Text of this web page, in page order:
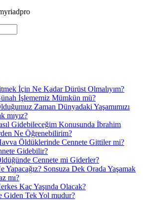
İçin Ne Kadar Dürüst Olmalıyım?
İşlememiz Mümkün mü?
Zaman Dünyadaki Yaşamımızı
mıyız?
Gidebileceğim Konusunda İbrahim
Ne Öğrenebilirim?
Öldüklerinde Cennete Gittiler mi?
Gidebilir?
Cennete mi Giderler?
Yapacağız? Sonsuza Dek Orada Yaşamak
mı?
Kaç Yaşında Olacak?
Giden Tek Yol mudur?